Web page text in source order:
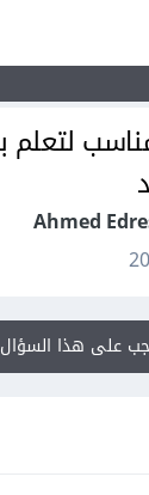
لتعلم
على هذا السؤال